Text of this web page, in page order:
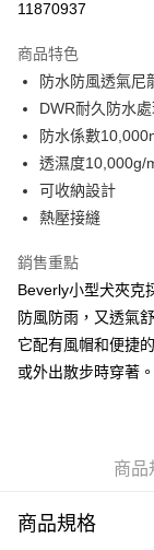
合作金庫商業銀行
華南商業銀行
上海商業儲蓄銀行
國泰世華商業銀行
臺灣中小企業銀行
匯豐（台灣）商業
聯邦商業銀行
元大商業銀行
台新國際商業銀行
台灣樂天信用卡公
LINE Pay
Apple Pay
街口支付
悠遊付
AFTEE先享後付
相關說明
【關於「AFTEE先享
AFTEE先享後付是「
便利好安心！
１．簡單：不需註冊
【「AFTEE先享後付
２．訂單成立數日內
ATM付款
每筆NT$120，滿
11870937
商品特色
防水防風透氣尼
DWR耐久防水處
防水係數
透濕度10,000g/
可收納設計
熱壓接縫
銷售重點
Beverly小型犬夾克
防風防雨，又透氣
它配有風帽和便捷
或外出散步時穿著。
商品
商品規格